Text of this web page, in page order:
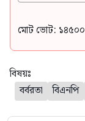
মোট ভোট: ১৪৫০০
বিষয়ঃ
বর্বরতা
বিএনপি